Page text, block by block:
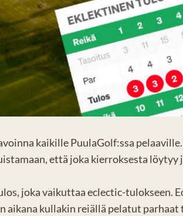
kaikille PuulaGolf:ssa
että joka kierroksesta
joka vaikuttaa eclectic-tulokseen.
aikana kullakin reiällä pelatut parhaat